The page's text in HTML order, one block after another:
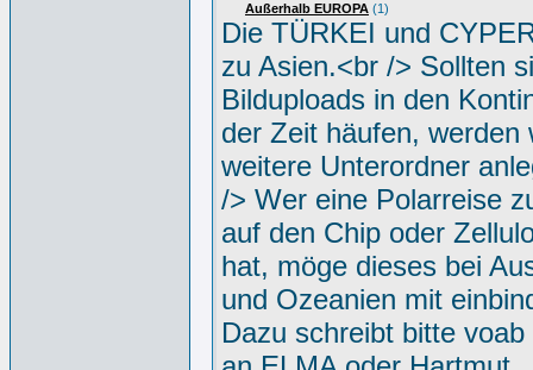
Außerhalb EUROPA (1)
Die TÜRKEI und
zu Asien.<br /> Sollten
Bilduploads in den
der Zeit häufen, werden
weitere Unterordner
/> Wer eine Polarreise
auf den Chip oder
hat, möge dieses bei
und Ozeanien mit
Dazu schreibt bitte